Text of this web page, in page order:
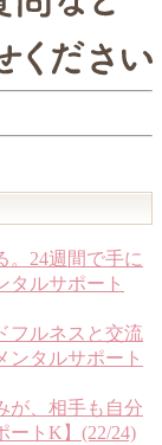
。24週間で手に
タルサポート
フルネスと交流
ンタルサポート
が、相手も自分
ートK】(22/24)